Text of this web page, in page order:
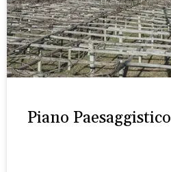
Piano Paesaggistico